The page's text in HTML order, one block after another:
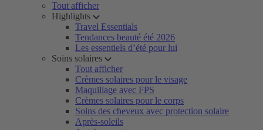
Tout afficher
Highlights
Travel Essentials
Tendances beauté été 2026
Les essentiels d’été pour lui
Soins solaires
Tout afficher
Crèmes solaires pour le visage
Maquillage avec FPS
Crèmes solaires pour le corps
Soins des cheveux avec protection solaire
Après-soleils